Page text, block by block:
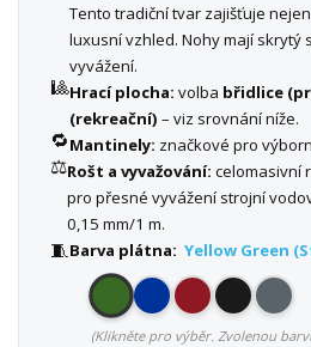
Tento tradiční tvar zajišťuje
luxusní vzhled. Nohy mají skrytý
vyvážení.
🎱Hrací plocha: volba břidlice
(rekreační) – viz srovnání níže.
🔁Mantinely: značkové pro
⚖️Rošt a vyvažování: celomasivní
pro přesné vyvážení strojní
0,15 mm/1 m.
🧵Barva plátna: Yellow Green
(Klikněte pro výběr. Zvolenou